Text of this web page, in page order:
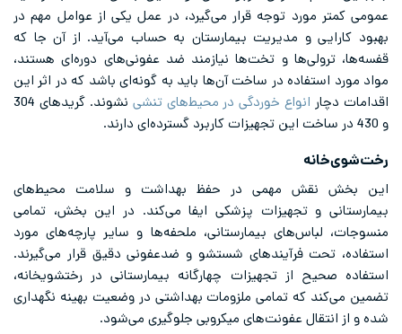
عمومی کمتر مورد توجه قرار می‌گیرد، در عمل یکی از عوامل مهم در
بهبود کارایی و مدیریت بیمارستان به حساب می‌آید. از آن جا که
قفسه‌ها، ترولی‌ها و تخت‌ها نیازمند ضد عفونی‌های دوره‌ای هستند،
مواد مورد استفاده در ساخت‌ آن‌ها باید به گونه‌ای باشد که در اثر این
اقدامات دچار انواع خوردگی در محیط‌های تنشی
نشوند. گریدهای 304
و 430 در ساخت این تجهیزات کاربرد گسترده‌ای دارند.
رخت‌شوی‌خانه
این بخش نقش مهمی در حفظ بهداشت و سلامت محیط‌های
بیمارستانی و تجهیزات پزشکی ایفا می‌کند. در این بخش، تمامی
منسوجات، لباس‌های بیمارستانی، ملحفه‌ها و سایر پارچه‌های مورد
استفاده، تحت فرآیندهای شستشو و ضدعفونی دقیق قرار می‌گیرند.
استفاده صحیح از تجهیزات چهارگانه بیمارستانی در رختشویخانه،
تضمین می‌کند که تمامی ملزومات بهداشتی در وضعیت بهینه نگهداری
شده و از انتقال عفونت‌های میکروبی جلوگیری می‌شود.